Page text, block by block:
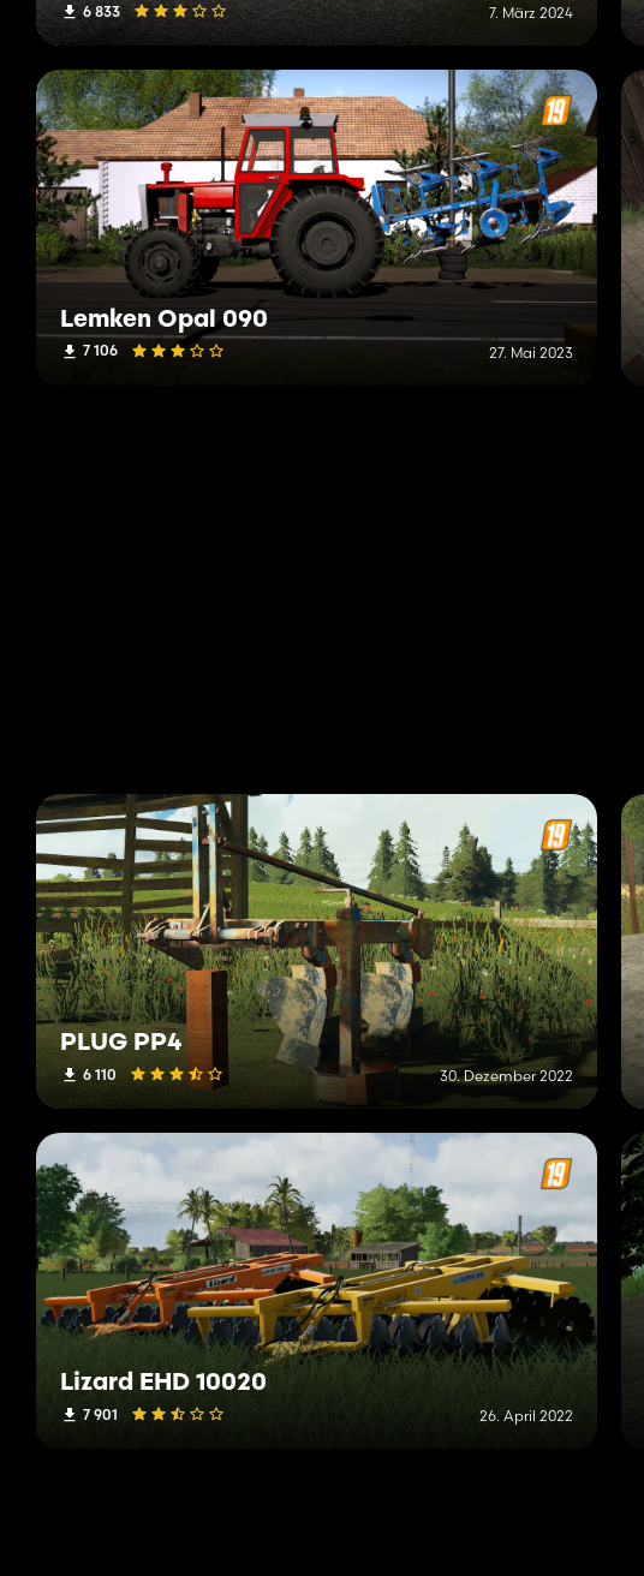
6 833 7. März 2024
Lemken Opal 090
7 106 27. Mai 2023
PLUG PP4
6 110 30. Dezember 2022
Lizard EHD 10020
7 901 26. April 2022